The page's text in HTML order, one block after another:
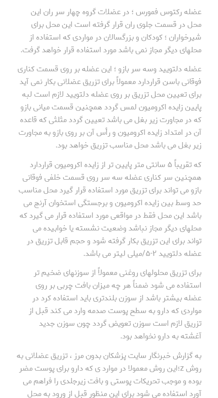
عضله رکتوس فمورس ؛ در عضلات گروه چهار سر ران این
محل در قسمت جلوی ران قرار گرفته است این محل برای
شیرخواران ؛ کودکان و بزرگسالان در مواردی که استفاده از
محلهای دیگر مجاز نمی باشد مورد استفاده قرار خواهد گرفت.
عضله دلتویید وسه سر بازو ؛ این عضله بر روی قسمت کناری
فوقانی باسن قراردارد معمولاً برای تزریق عضلانی بکار نمی آید
برای تعیین محل تزریق بر روی عضله دلتویید لازم است لبه
پایین زایده اکرومیون لمس گردد همچنین قسمت میانی بازو
که در مجاورت زیر بغل می باشد تعیین گردد مثلثی که قاعده
آن در امتداد زایده اکرومیون و رأس آن بر روی بازو به مجاورت
زیر بغل می باشد محل مناسب تزریق خواهد بود.
که تقریباً ۵ سانتی متر پایین تر از زایده اکرومیون قراردارد
همچنین سر کناری عضله سه سر روی قسمت خلفی فوقانی
بازو می تواند برای تزریق مورد استفاده قرار گیرد محل مناسب
حد وسط بین زایده اکرومیون و برجستگی استخوان آرنج می
باشد این محل فقط در مواقعی مورد استفاده قرار می گیرد که
محلهای دیگر مجاز نباشد وضعیت نشسته یا خوابیده می
تواند برای این تزریق بکار گرفته شود و حجم قابل تزریق در
عضله دلتویید ۲-۵/میلی لیتر می باشد.
برای تزریق محلولهای روغنی معمولاً از سوزنهای ضخیم تر
استفاده می شود ضمناً هر چه میزان بافت چربی بر روی
عضله بیشتر باشد از سوزن بلندتری باید استفاده کرد در
مواردی که دارو به سطح پوست صدمه وارد می کند قبل از
تزریق لازم است سوزن تعویض گردد چون سوزن جدید
آغشته به دارو نخواهد بود.
به گزارش خبرنگار سایت پزشکان بدون مرز ، تزریق عضلانی به
روش z؛این روش معمولا در موارد ی که دارو برای پوست مضر
بوده و موجب تحریکات پوستی و بافت زیرجلدی را فراهم می
آورد استفاده می شود برای این منظور قبل از ورود به محل